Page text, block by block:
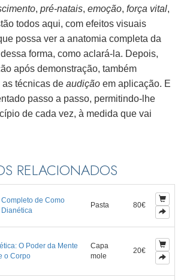
, pré-natais, emoção, força vital,
todos aqui, com efeitos visuais
possa ver a anatomia completa da
forma, como aclará-la. Depois,
após demonstração, também
técnicas de audição em aplicação. E
passo a passo, permitindo-lhe
de cada vez, à medida que vai
RELACIONADOS
Completo de Como
Dianética
Pasta 80€
O Poder da Mente
o Corpo
Capa
mole
20€